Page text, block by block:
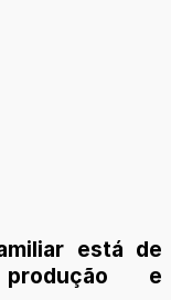
está de
e